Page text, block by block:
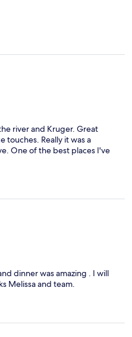
river and Kruger. Great
touches. Really it was a
One of the best places I've
dinner was amazing . I will
Melissa and team.